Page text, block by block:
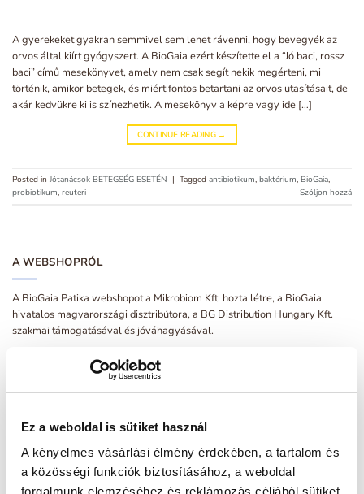
Ez a weboldal is sütiket használ
A kényelmes vásárlási élmény érdekében, a tartalom és
a közösségi funkciók biztosításához, a weboldal
forgalmunk elemzéséhez és reklámozás céljából sütiket
A gyerekeket gyakran semmivel sem lehet rávenni, hogy bevegyék az
orvos által kiírt gyógyszert. A BioGaia ezért készítette el a “Jó baci, rossz
baci” című mesekönyvet, amely nem csak segít nekik megérteni, mi
történik, amikor betegek, és miért fontos betartani az orvos utasításait, de
akár kedvükre ki is színezhetik. A mesekönyv a képre vagy ide […]
CONTINUE READING →
Posted in Jótanácsok BETEGSÉG ESETÉN | Tagged antibiotikum, baktérium, BioGaia,
probiotikum, reuteri Szóljon hozzá
A WEBSHOPRÓL
A BioGaia Patika webshopot a Mikrobiom Kft. hozta létre, a BioGaia
hivatalos magyarországi disztribútora, a BG Distribution Hungary Kft.
szakmai támogatásával és jóváhagyásával.
hozzászólás
a(z)
úti
patika
fontos
része:
ORS
22
máj
Íme a 2025. évi, friss útipatika-lista!
Nincs
hozzászólás
a(z)
a
21 Adagolási útmutatók